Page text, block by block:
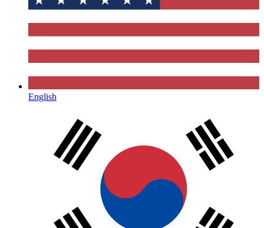
English